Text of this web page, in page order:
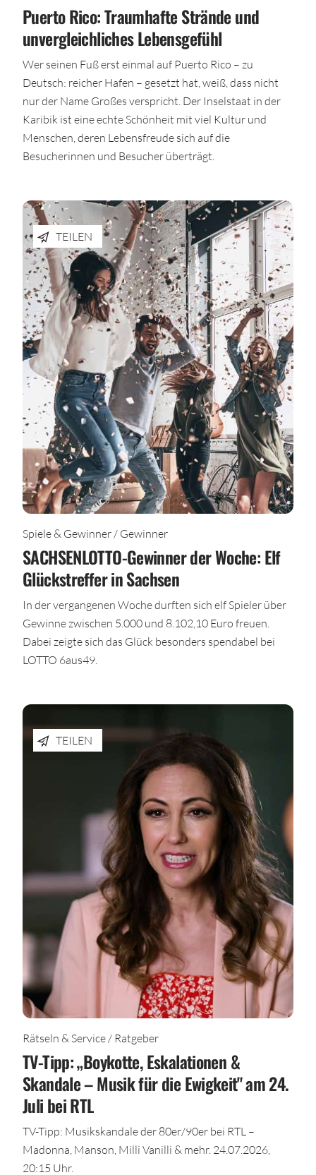
Puerto Rico: Traumhafte Strände und
unvergleichliches Lebensgefühl
Wer seinen Fuß erst einmal auf Puerto Rico – zu
Deutsch: reicher Hafen – gesetzt hat, weiß, dass nicht
nur der Name Großes verspricht. Der Inselstaat in der
Karibik ist eine echte Schönheit mit viel Kultur und
Menschen, deren Lebensfreude sich auf die
Besucherinnen und Besucher überträgt.
TEILEN
Spiele & Gewinner / Gewinner
SACHSENLOTTO-Gewinner der Woche: Elf
Glückstreffer in Sachsen
In der vergangenen Woche durften sich elf Spieler über
Gewinne zwischen 5.000 und 8.102,10 Euro freuen.
Dabei zeigte sich das Glück besonders spendabel bei
LOTTO 6aus49.
TEILEN
Rätseln & Service / Ratgeber
TV-Tipp: „Boykotte, Eskalationen &
Skandale – Musik für die Ewigkeit" am 24.
Juli bei RTL
TV-Tipp: Musikskandale der 80er/90er bei RTL –
Madonna, Manson, Milli Vanilli & mehr. 24.07.2026,
20:15 Uhr.